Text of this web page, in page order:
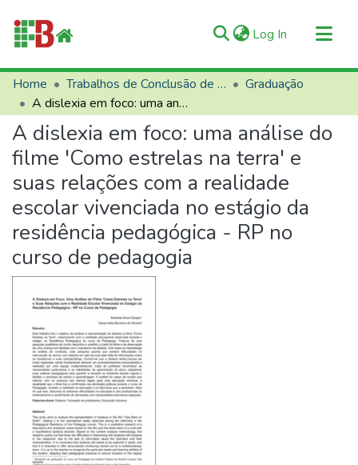
Log In (current)
Communities & Collections
All of RIIFB
Manuals and Terms
Statistics
About RIIFB
Help
Contacts
Home Trabalhos de Conclusão de Curso (TCCs)
Graduação
A dislexia em foco: uma análise do filme 'Como estrelas na terra' e suas relações com a realidade escolar vivenciada no estágio da residência pedagógica - RP no curso de pedagogia
A dislexia em foco: uma análise do
filme 'Como estrelas na terra' e
suas relações com a realidade
escolar vivenciada no estágio da
residência pedagógica - RP no
curso de pedagogia